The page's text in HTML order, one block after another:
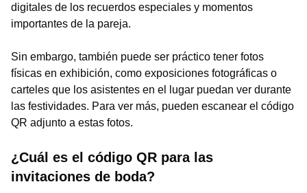
digitales de los recuerdos especiales y momentos
importantes de la pareja.
Sin embargo, también puede ser práctico tener fotos
físicas en exhibición, como exposiciones fotográficas o
carteles que los asistentes en el lugar puedan ver durante
las festividades. Para ver más, pueden escanear el código
QR adjunto a estas fotos.
¿Cuál es el código QR para las
invitaciones de boda?